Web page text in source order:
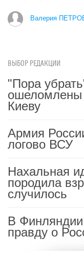
Валерия
ВЫБОР РЕДАКЦИИ
"Пора
ошеломлены
Киеву
Армия
логово ВСУ
Нахальная
породила
случилось
В Финляндии
правду о